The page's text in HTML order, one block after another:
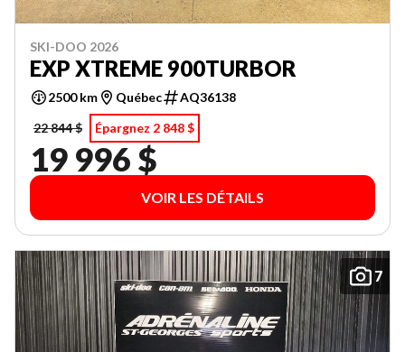
SKI-DOO 2026
EXP XTREME 900TURBOR
2500 km Québec
AQ36138
22 844 $
Épargnez 2 848 $
19 996 $
VOIR LES DÉTAILS
7